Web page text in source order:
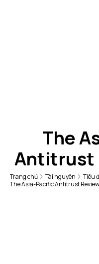
The
Antitrust
Trang chủ Tài nguyên
Tiêu
The Asia-Pacific Antitrust